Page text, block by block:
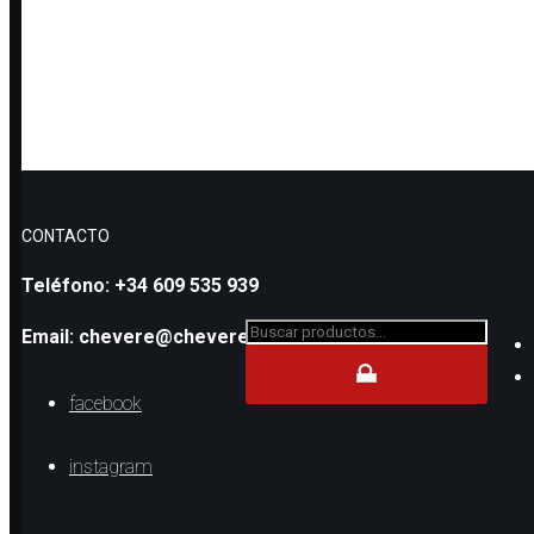
CONTACTO
Teléfono: +34 609 535 939
Email: chevere@cheverejr.com
facebook
instagram
Buscar...